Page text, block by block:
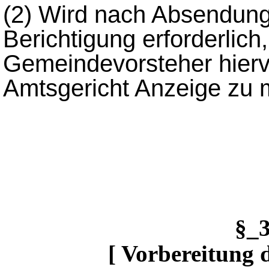
(2) Wird nach
Berichtigung
Gemeindevorsteher
Amtsgericht Anzeige zu
[ Vorbereitung